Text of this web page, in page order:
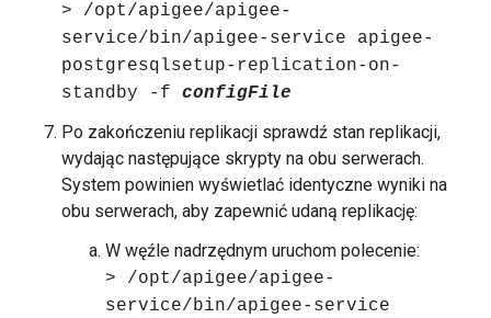
> /opt/apigee/apigee-
service/bin/apigee-service apigee-
postgresqlsetup-replication-on-
standby -f configFile
Po zakończeniu replikacji sprawdź stan replikacji,
wydając następujące skrypty na obu serwerach.
System powinien wyświetlać identyczne wyniki na
obu serwerach, aby zapewnić udaną replikację:
W węźle nadrzędnym uruchom polecenie:
> /opt/apigee/apigee-
service/bin/apigee-service